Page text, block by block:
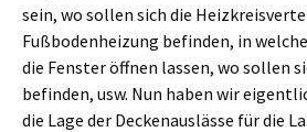
sein, wo sollen sich die
Fußbodenheizung befinden, in
die Fenster öffnen lassen, wo sollen
befinden, usw. Nun haben wir
die Lage der Deckenauslässe für die